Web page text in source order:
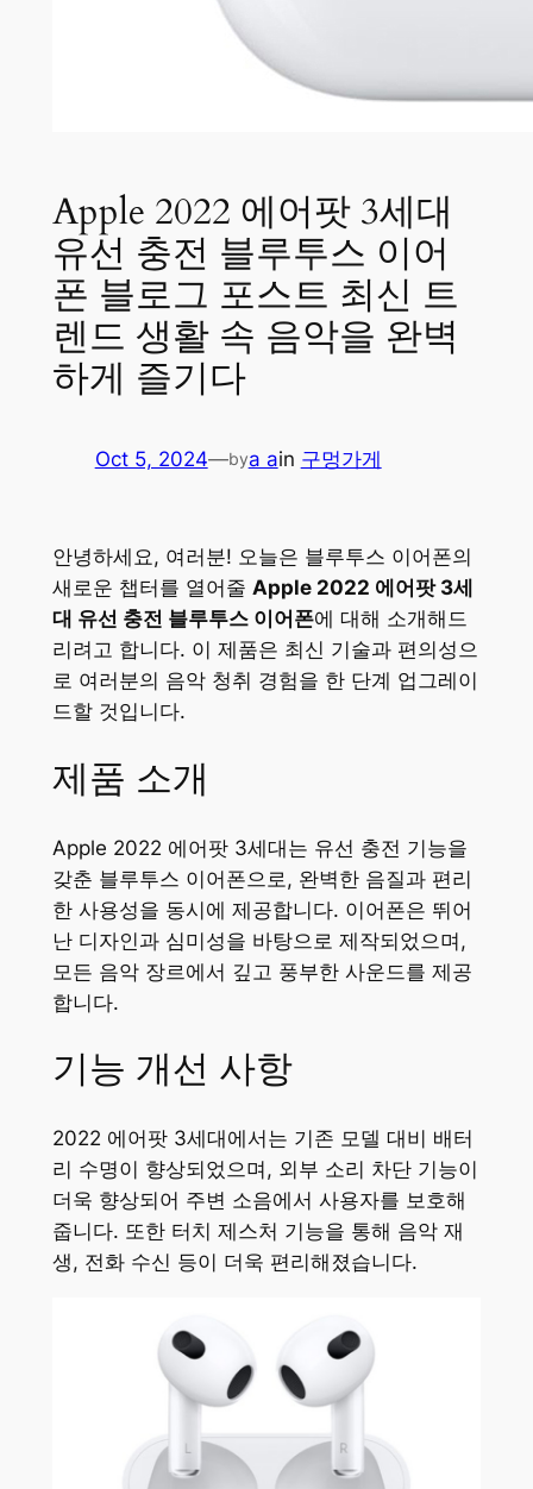
Apple 2022 에어팟 3세대
유선 충전 블루투스 이어
폰 블로그 포스트 최신 트
렌드 생활 속 음악을 완벽
하게 즐기다
Oct 5, 2024—bya ain 구멍가게
안녕하세요, 여러분! 오늘은 블루투스 이어폰의
새로운 챕터를 열어줄 Apple 2022 에어팟 3세
대 유선 충전 블루투스 이어폰에 대해 소개해드
리려고 합니다. 이 제품은 최신 기술과 편의성으
로 여러분의 음악 청취 경험을 한 단계 업그레이
드할 것입니다.
제품 소개
Apple 2022 에어팟 3세대는 유선 충전 기능을
갖춘 블루투스 이어폰으로, 완벽한 음질과 편리
한 사용성을 동시에 제공합니다. 이어폰은 뛰어
난 디자인과 심미성을 바탕으로 제작되었으며,
모든 음악 장르에서 깊고 풍부한 사운드를 제공
합니다.
기능 개선 사항
2022 에어팟 3세대에서는 기존 모델 대비 배터
리 수명이 향상되었으며, 외부 소리 차단 기능이
더욱 향상되어 주변 소음에서 사용자를 보호해
줍니다. 또한 터치 제스처 기능을 통해 음악 재
생, 전화 수신 등이 더욱 편리해졌습니다.